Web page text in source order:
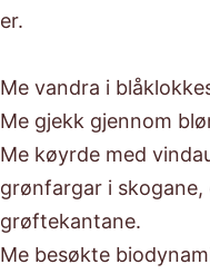
er.
Me vandra i
Me gjekk gjennom
Me køyrde med
grønfargar i
grøftekantane.
Me besøkte